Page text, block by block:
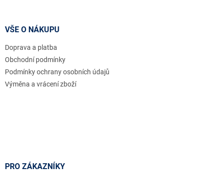
VŠE O NÁKUPU
Doprava a platba
Obchodní podmínky
Podmínky ochrany osobních údajů
Výměna a vrácení zboží
PRO ZÁKAZNÍKY